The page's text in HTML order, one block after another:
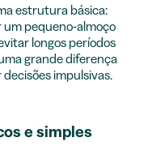
estrutura básica:
um pequeno-almoço
longos períodos
grande diferença
impulsivas.
e simples